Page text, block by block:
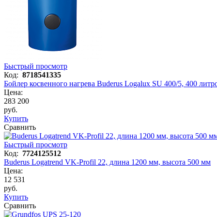
Быстрый просмотр
Код: 8718541335
Бойлер косвенного нагрева Buderus Logalux SU 400/5, 400
Цена:
283 200
руб.
Купить
Сравнить
Быстрый просмотр
Код: 7724125512
Buderus Logatrend VK-Profil 22, длина 1200 мм, высота 500 мм
Цена:
12 531
руб.
Купить
Сравнить